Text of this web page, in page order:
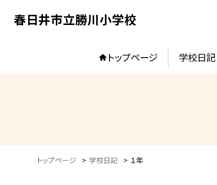
春日井市立勝川小学校
トップページ 学校日記
トップページ > 学校日記 > １年